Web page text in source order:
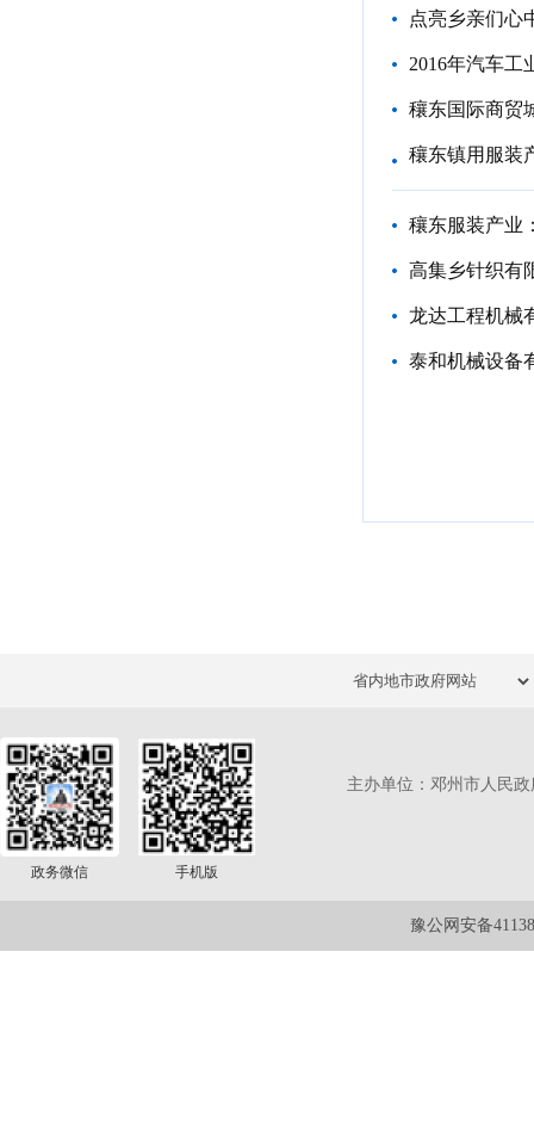
点亮乡亲们
2016年汽车工
穰东国际商贸
穰东镇用服装
穰东服装产业
高集乡针织有
龙达工程机械
泰和机械设备
政务微信 手机版
主办单位：邓州市人民
豫公网安备